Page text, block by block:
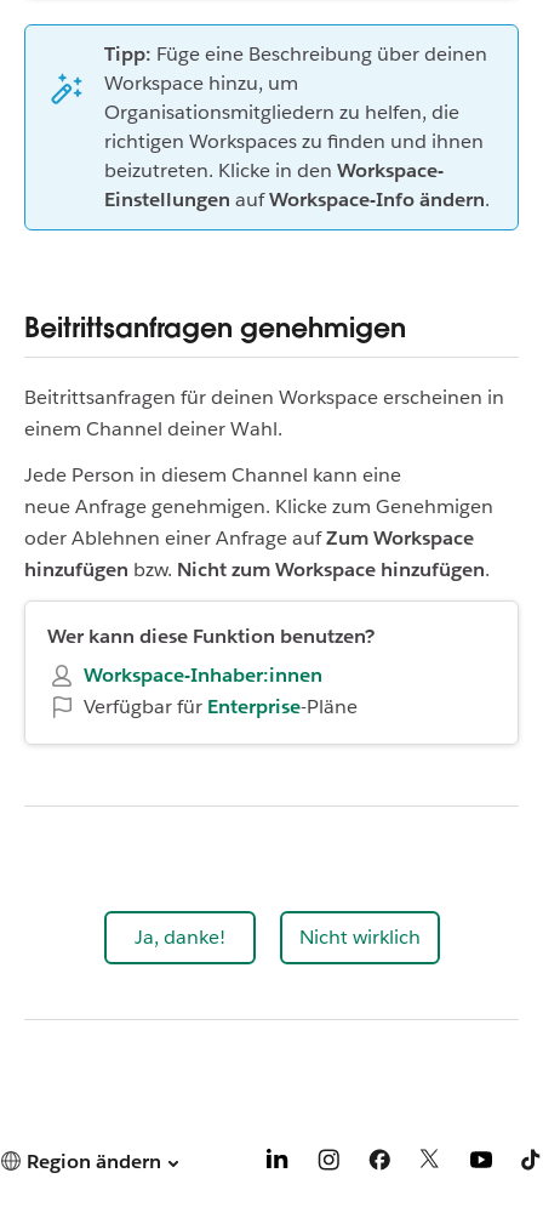
Tipp: Füge eine Beschreibung über deinen
Workspace hinzu, um
Organisationsmitgliedern zu helfen, die
richtigen Workspaces zu finden und ihnen
beizutreten. Klicke in den Workspace-
Einstellungen aufWorkspace-Info ändern.
Beitrittsanfragen genehmigen
Beitrittsanfragen für deinen Workspace erscheinen in
einem Channel deiner Wahl.
Jede Person in diesem Channel kann eine
neue Anfrage genehmigen. Klicke zum Genehmigen
oder Ablehnen einer Anfrage aufZum Workspace
hinzufügen bzw. Nicht zum Workspace hinzufügen.
Wer kann diese Funktion benutzen?
Workspace-Inhaber:innen
Verfügbar für Enterprise-Pläne
Ja, danke! Nicht wirklich
Region ändern